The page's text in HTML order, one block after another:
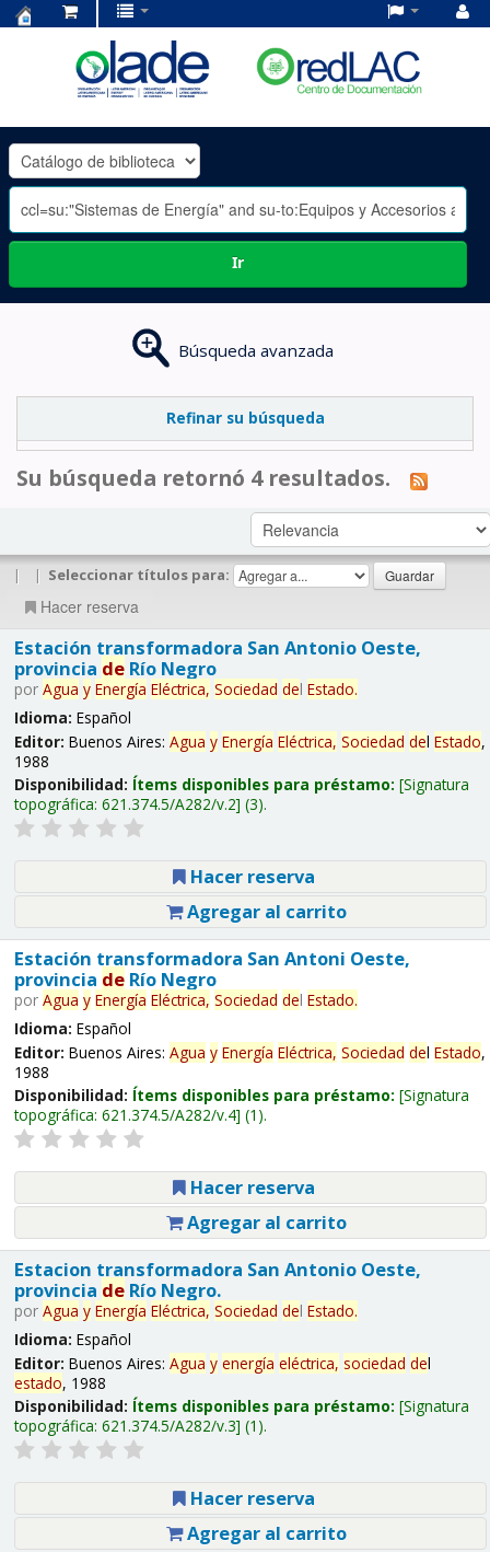
OLADE
-
Ir
Búsqueda avanzada
Refinar su búsqueda
Su búsqueda retornó 4 resultados.
| | Seleccionar títulos para:
Hacer reserva
Estación transformadora San Antonio Oeste,
provincia deRío Negro
por Agua y Energía Eléctrica, Sociedad del Estado.
Idioma: Español
Editor: Buenos Aires: Agua y Energía Eléctrica, Sociedad del Estado,
1988
Disponibilidad: Ítems disponibles para préstamo: Signatura
topográfica: 621.374.5/A282/v.2 (3).
Hacer reserva
Agregar al carrito
Estación transformadora San Antoni Oeste,
provincia deRío Negro
por Agua y Energía Eléctrica, Sociedad del Estado.
Idioma: Español
Editor: Buenos Aires: Agua y Energía Eléctrica, Sociedad del Estado,
1988
Disponibilidad: Ítems disponibles para préstamo: Signatura
topográfica: 621.374.5/A282/v.4 (1).
Hacer reserva
Agregar al carrito
Estacion transformadora San Antonio Oeste,
provincia deRío Negro.
por Agua y Energía Eléctrica, Sociedad del Estado.
Idioma: Español
Editor: Buenos Aires: Agua y energía eléctrica, sociedad del
estado, 1988
Disponibilidad: Ítems disponibles para préstamo: Signatura
topográfica: 621.374.5/A282/v.3 (1).
Hacer reserva
Agregar al carrito